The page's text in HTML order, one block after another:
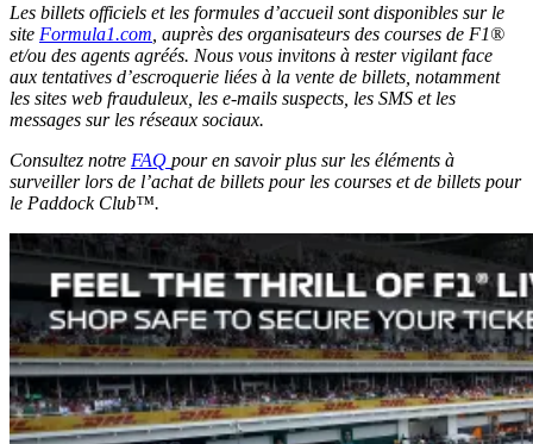
Les billets officiels et les formules d’accueil sont disponibles sur le
site Formula1.com , auprès des organisateurs des courses de F1®
et/ou des agents agréés. Nous vous invitons à rester vigilant face
aux tentatives d’escroquerie liées à la vente de billets, notamment
les sites web frauduleux, les e-mails suspects, les SMS et les
messages sur les réseaux sociaux.
Consultez notre FAQ pour en savoir plus sur les éléments à
surveiller lors de l’achat de billets pour les courses et de billets pour
le Paddock Club™.